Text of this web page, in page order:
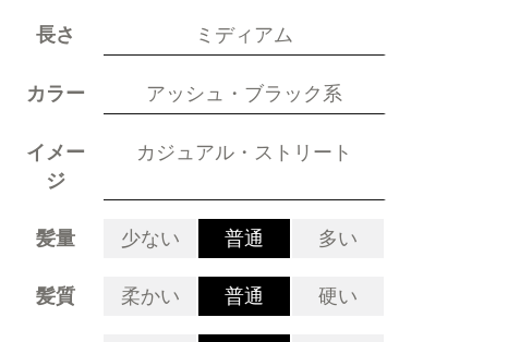
長さ ミディアム
カラー アッシュ・ブラック系
イメー
ジ
カジュアル・ストリート
髪量 少ない 普通 多い
髪質 柔かい 普通 硬い